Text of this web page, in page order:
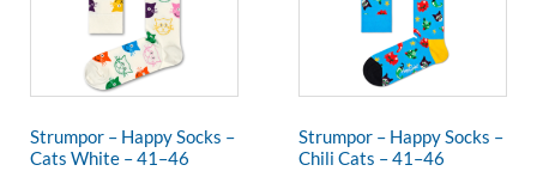
Strumpor – Happy Socks –
Cats White – 41–46
Strumpor – Happy Socks –
Chili Cats – 41–46